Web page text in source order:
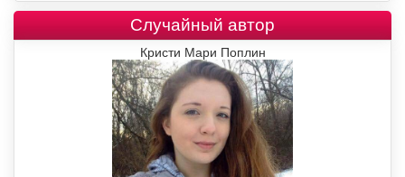
Случайный автор
Кристи Мари Поплин